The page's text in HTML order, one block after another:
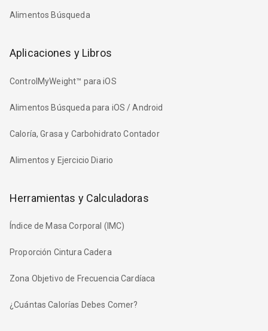
Alimentos Búsqueda
Aplicaciones y Libros
ControlMyWeight™ para iOS
Alimentos Búsqueda para iOS / Android
Caloría, Grasa y Carbohidrato Contador
Alimentos y Ejercicio Diario
Herramientas y Calculadoras
Índice de Masa Corporal (IMC)
Proporción Cintura Cadera
Zona Objetivo de Frecuencia Cardíaca
¿Cuántas Calorías Debes Comer?